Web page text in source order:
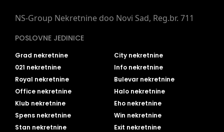
NS-Group Nekretnine doo Novi Sad, Reg.br. 711
POSLOVNE JEDINICE
Grad nekretnine
City nekretnine
021 nekretnine
Info nekretnine
Royal nekretnine
Bulevar nekretnine
Office nekretnine
Halo nekretnine
Klub nekretnine
Eho nekretnine
Spens nekretnine
Win nekretnine
Stan nekretnine
Exit nekretnine